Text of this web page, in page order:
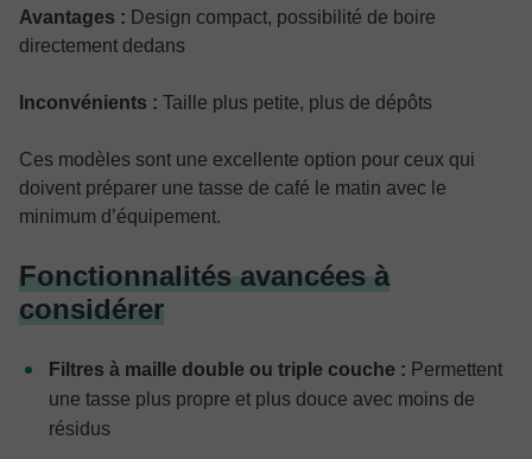
Avantages : Design compact, possibilité de boire
directement dedans
Inconvénients : Taille plus petite, plus de dépôts
Ces modèles sont une excellente option pour ceux qui
doivent préparer une tasse de café le matin avec le
minimum d’équipement.
Fonctionnalités avancées à
considérer
Filtres à maille double ou triple couche : Permettent
une tasse plus propre et plus douce avec moins de
résidus